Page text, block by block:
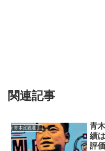
関連記事
青木宣親選手
青
績
評価